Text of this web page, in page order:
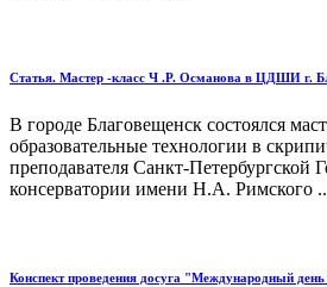
Статья. Мастер -класс Ч .Р. Османова в ЦДШИ г.
В городе Благовещенск состоялся
образовательные технологии в
преподавателя Санкт-Петербургской
консерватории имени Н.А. Римского
Конспект проведения досуга "Международный день